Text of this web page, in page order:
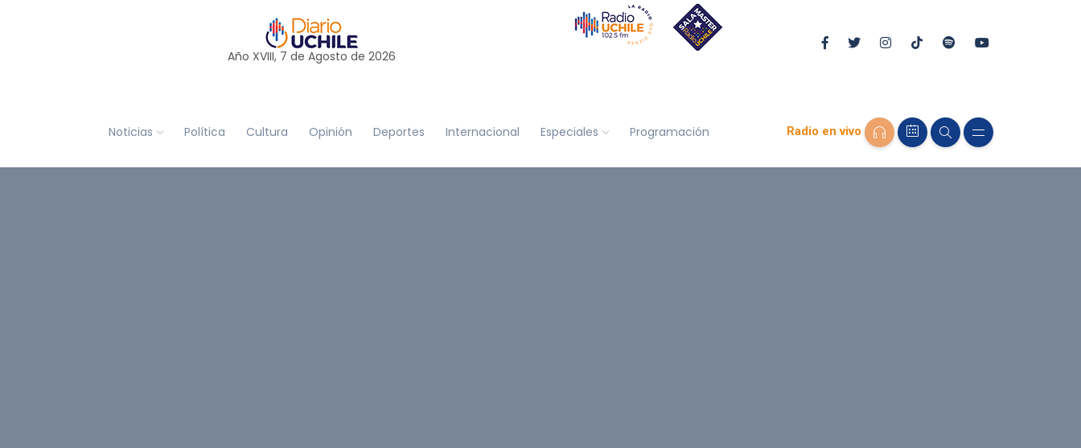
Año XVIII, 7 de Agosto de 2026
Noticias Política Cultura Opinión Deportes Internacional Especiales Programación Radio en vivo